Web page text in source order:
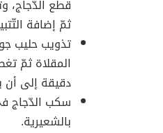
قطع الدّجاج،
ثمّ إضافة
تذويب حليب
المقلاة ثمّ
دقيقة إلى أن
سكب الدّجاج
بالشعيرية.